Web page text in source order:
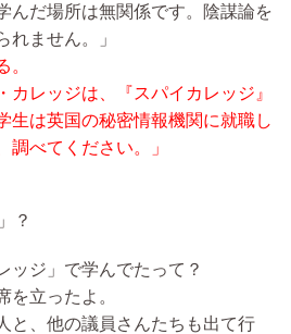
んだ場所は無関係です。陰謀論を
れません。」
。
カレッジは、『スパイカレッジ』
生は英国の秘密情報機関に就職し
調べてください。」
」？
ッジ」で学んでたって？
を立ったよ。
と、他の議員さんたちも出て行